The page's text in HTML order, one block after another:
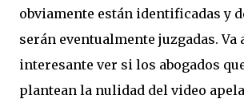
obviamente están identificadas y
serán eventualmente juzgadas. Va
interesante ver si los abogados
plantean la nulidad del video